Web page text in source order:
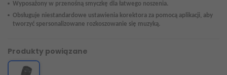
Wyposażony w przenośną smyczkę dla łatwego noszenia.
Obsługuje niestandardowe ustawienia korektora za pomocą aplikacji, aby
tworzyć spersonalizowane rozkoszowanie się muzyką.
Produkty powiązane